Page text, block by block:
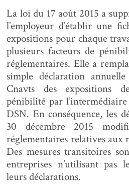
La loi du 17 août 2015 a
l’employeur d’établir une
expositions pour chaque
plusieurs facteurs de
réglementaires. Elle a
simple déclaration
Cnavts des expositions
pénibilité par
DSN. En conséquence, les
30 décembre 2015
réglementaires relatives aux
Des mesures transitoires
entreprises n’utilisant pas
leurs déclarations.